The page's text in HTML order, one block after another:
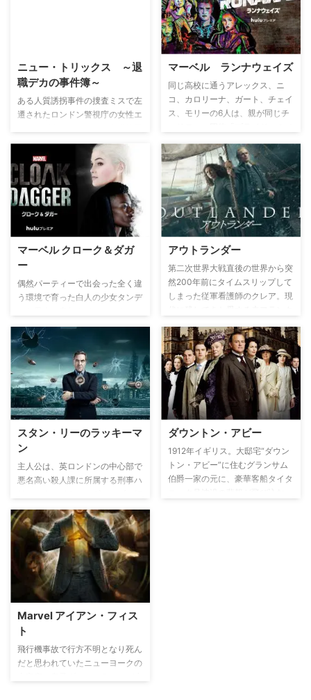
ニュー・トリックス ～退
職デカの事件簿～
ある人質誘拐事件の捜査ミスで左
遷されたロンドン警視庁の女性エ
のため、退職した元刑事のオヤジ
たちとタッグを組んで未解決の難
事件を捜査し、解決していく。
マーベル ランナウェイズ
同じ高校に通うアレックス、ニ
コ、カロリーナ、ガート、チェイ
ス、モリーの6人は、親が同じチ
からの友人だ。しかし、ある事件
をきっかけに疎遠になってしま
う。年に一度の「プライド」会合
で久しぶり集まった6人。アレッ
クスの父親が隠している高級な酒
を皆で探していると、偶然秘密の
通路を見つけてしまい、赤いロー
ブを着た親たちが怪しげな儀式を
している場を目撃してしまう。そ
こで同じ学校の生徒が生贄のよう
に扱われているのを目撃した6人
うとしたが扉が閉まっていて開か
ない！ 背後から迫ってくる親た
ちの足音に焦ったモリーの目が突
然光りだし…。悪の組織の野望を
阻止するため、「ランナウェイ
ズ」を結成し、時に悩み葛藤しな
がら、立ち向かっていく。
マーベル クローク＆ダガ
ー
偶然パーティーで出会った全く違
う環境で育った白人の少女タンデ
ィに財布を盗まれたタイロンが、
逃げるタンディの手に触れた途
端、突然二人人の間に爆発的な衝
撃が起きる。彼女の手には光の刃
が、タイロンの手には闇に葬るこ
とが できる能力が突然目覚めた
のだ。それと同時に幼い頃の記憶
も甦ったのだが、それは、タン
ディとタイロンが初めて出会っ
た“ある悲しい夜の記憶”だった。
その記憶に運命的に引き寄せられ
たのだ。一緒にいることで能力が
ちる。しかし、お互いを想えば想
うほど事態はより複雑化し、困難
な状況に陥っていく。果たして彼
らの未来はどうなるのか？
アウトランダー
第二次世界大戦直後の世界から突
然200年前にタイムスリップして
しまった従軍看護師のクレア。現
き戦士ジェイミーの狭間で、心引
き裂かれるクレアの運命がつづら
れる。
スタン・リーのラッキーマ
ン
主人公は、英ロンドンの中心部で
悪名高い殺人課に所属する刑事ハ
きがたたって妻子に見捨てられ、
犯罪組織のボスには多額の借金を
負っているハリーは、謎めいた女
性に古いブレスレットを渡されて
から運命が好転することに。なん
と、”運”を自在に操る能力を得た
のだった…。運とは何か？ 一人
の幸運は他の誰かの不運なの
か？ ブレスレットを手にしたハ
リー、果たしてその代償とは？
ダウントン・アビー
1912年イギリス。大邸宅“ダウン
トン・アビー”に住むグランサム
伯爵一家の元に、豪華客船タイタ
Marvel アイアン・フィス
ト
飛行機事故で行方不明となり死ん
だと思われていたニューヨークの